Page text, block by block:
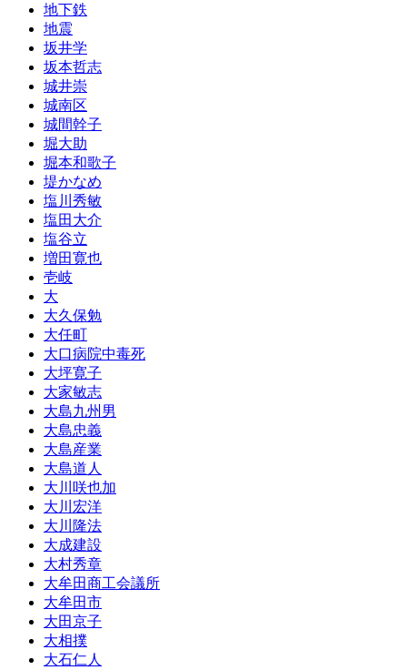
地下鉄
地震
坂井学
坂本哲志
城井崇
城南区
城間幹子
堀大助
堀本和歌子
堤かなめ
塩川秀敏
塩田大介
塩谷立
増田寛也
壱岐
大
大久保勉
大任町
大口病院中毒死
大坪寛子
大家敏志
大島九州男
大島忠義
大島産業
大島道人
大川咲也加
大川宏洋
大川隆法
大成建設
大村秀章
大牟田商工会議所
大牟田市
大田京子
大相撲
大石仁人